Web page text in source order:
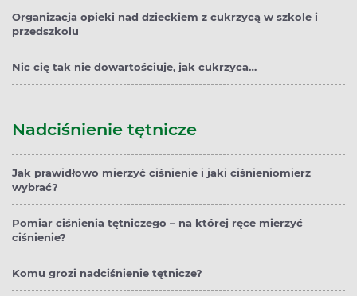
Organizacja opieki nad dzieckiem z cukrzycą w szkole i
przedszkolu
Nic cię tak nie dowartościuje, jak cukrzyca…
Nadciśnienie tętnicze
Jak prawidłowo mierzyć ciśnienie i jaki ciśnieniomierz
wybrać?
Pomiar ciśnienia tętniczego – na której ręce mierzyć
ciśnienie?
Komu grozi nadciśnienie tętnicze?